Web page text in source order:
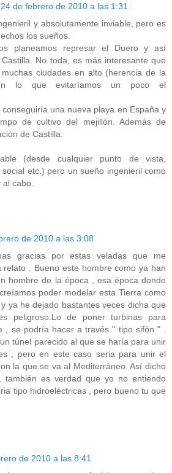
24 de febrero de 2010 a las 1:31
y absolutamente inviable, pero es
los sueños.
planeamos represar el Duero y así
No toda, es más interesante que
ciudades en alto (herencia de la
lo que evitaríamos un poco el
una nueva playa en España y
de cultivo del mejillón. Además de
de Castilla.
(desde cualquier punto de vista,
etc.) pero un sueño ingenieril como
cabo.
de 2010 a las 3:08
gracias por estas veladas que me
relato . Bueno este hombre como ya han
hombre de la época , esa época donde
poder modelar esta Tierra como
ya he dejado bastantes veces dicha que
peligroso.Lo de poner turbinas para
, se podría hacer a través " tipo sifón " .
túnel parecido al que se haría para unir
, pero en este caso seria para unir el
la que se va al Mediterráneo. Así dicho
también es verdad que yo no entiendo
tipo hidroeléctricas , pero bueno tu que
de 2010 a las 8:41